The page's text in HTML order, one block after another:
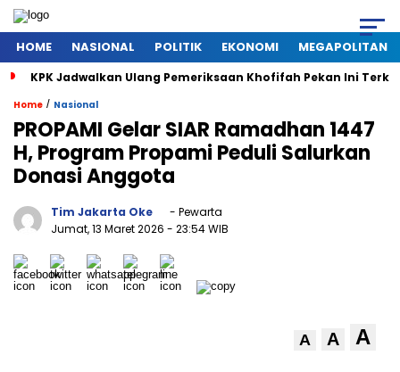
HOME NASIONAL POLITIK EKONOMI MEGAPOLITAN
KPK Jadwalkan Ulang Pemeriksaan Khofifah Pekan Ini
Home / Nasional
PROPAMI Gelar SIAR Ramadhan 1447
H, Program Propami Peduli Salurkan
Donasi Anggota
Tim Jakarta Oke
- Pewarta
Jumat, 13 Maret 2026 - 23:54 WIB
A A A